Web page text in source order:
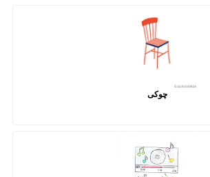
چوکی